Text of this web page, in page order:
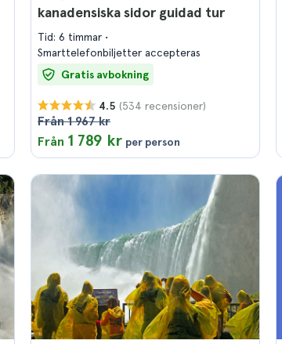
kanadensiska sidor guidad tur
Tid: 6 timmar
Smarttelefonbiljetter accepteras
Gratis avbokning
4.5 (534 recensioner)
Från 1 967 kr
Från 1 789 kr per person